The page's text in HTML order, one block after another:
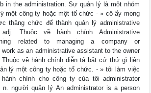
in the administration. Sự quản lý là một nhóm
một công ty hoặc một tố chức - » cô ấy mong
thăng chức để thành quản lý administrative
adj. Thuộc về hành chính Administrative
related to managing a company or
work as an administrative assistant to the owner
Thuộc về hành chính diễn tả bất cứ thứ gì liên
lý một công ty hoặc tổ chức. - » tôi làm việc
chính cho công ty của tôi administrator
n. người quản lý An administrator is a person